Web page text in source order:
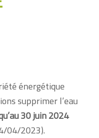
énergétique
supprimer l’eau
30 juin 2024
04/2023).